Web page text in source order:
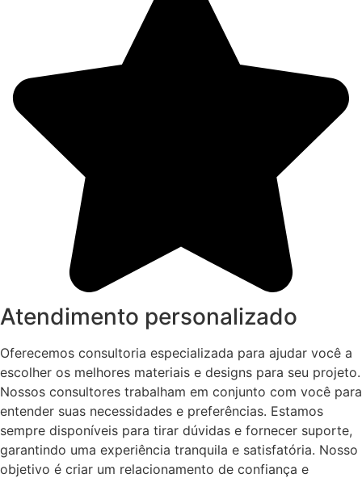
Atendimento personalizado
Oferecemos consultoria especializada para ajudar você a
escolher os melhores materiais e designs para seu projeto.
Nossos consultores trabalham em conjunto com você para
entender suas necessidades e preferências. Estamos
sempre disponíveis para tirar dúvidas e fornecer suporte,
garantindo uma experiência tranquila e satisfatória. Nosso
objetivo é criar um relacionamento de confiança e